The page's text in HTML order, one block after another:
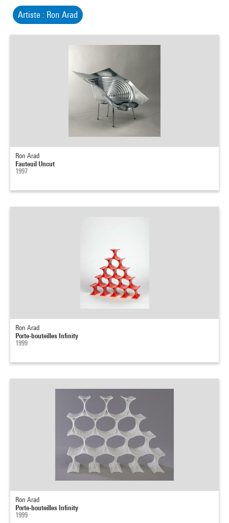
Artiste : Ron Arad
Ron Arad
Fauteuil Uncut
1997
Ron Arad
Porte-bouteilles Infinity
1999
Ron Arad
Porte-bouteilles Infinity
1999